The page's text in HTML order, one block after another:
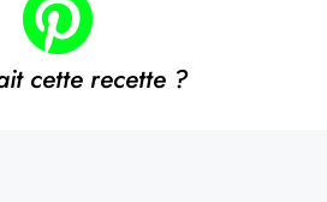
cette recette ?